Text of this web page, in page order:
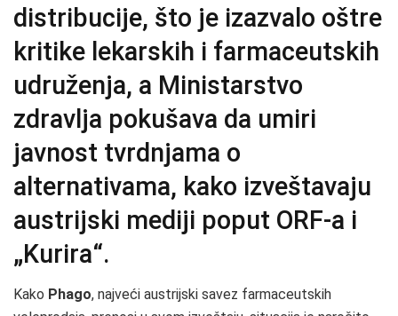
distribucije, što je izazvalo oštre
kritike lekarskih i farmaceutskih
udruženja, a Ministarstvo
zdravlja pokušava da umiri
javnost tvrdnjama o
alternativama, kako izveštavaju
austrijski mediji poput ORF-a i
„Kurira“.
Kako Phago, najveći austrijski savez farmaceutskih